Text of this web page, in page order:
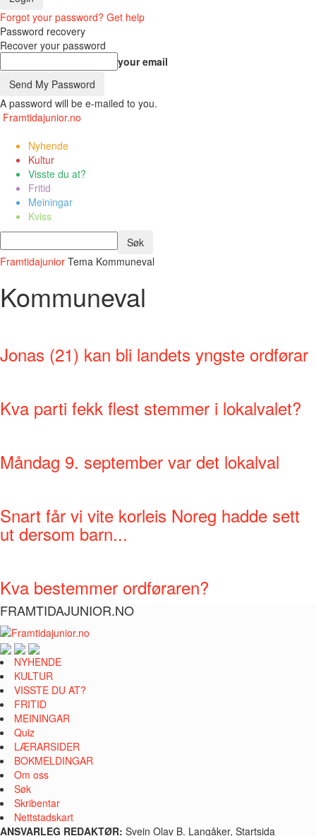
Forgot your password? Get help
Password recovery
Recover your password
your email
A password will be e-mailed to you.
Framtidajunior.no
Nyhende
Kultur
Visste du at?
Fritid
Meiningar
Kviss
Framtidajunior Tema Kommuneval
Kommuneval
Jonas (21) kan bli landets yngste ordførar
Kva parti fekk flest stemmer i lokalvalet?
Måndag 9. september var det lokalval
Snart får vi vite korleis Noreg hadde sett
ut dersom barn...
Kva bestemmer ordføraren?
FRAMTIDAJUNIOR.NO
NYHENDE
KULTUR
VISSTE DU AT?
FRITID
MEININGAR
Quiz
LÆRARSIDER
BOKMELDINGAR
Om oss
Søk
Skribentar
Nettstadskart
ANSVARLEG REDAKTØR: Svein Olav B. Langåker, Startsida